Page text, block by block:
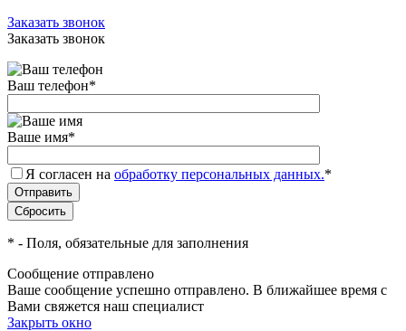
Заказать звонок
Заказать звонок
Ваш телефон*
Ваше имя*
Я согласен на обработку персональных данных.*
* - Поля, обязательные для заполнения
Сообщение отправлено
Ваше сообщение успешно отправлено. В ближайшее время с
Вами свяжется наш специалист
Закрыть окно